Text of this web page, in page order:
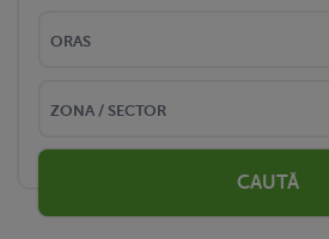
CAUTĂ